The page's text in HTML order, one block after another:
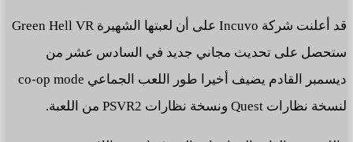
قد أعلنت شركة Incuvo على أن لعبتها الشهيرة Green Hell VR
ستحصل على تحديث مجاني جديد في السادس عشر من
ديسمبر القادم يضيف أخيرا طور اللعب الجماعي co-op mode
لنسخة نظارات Quest ونسخة نظارات PSVR2 من اللعبة.